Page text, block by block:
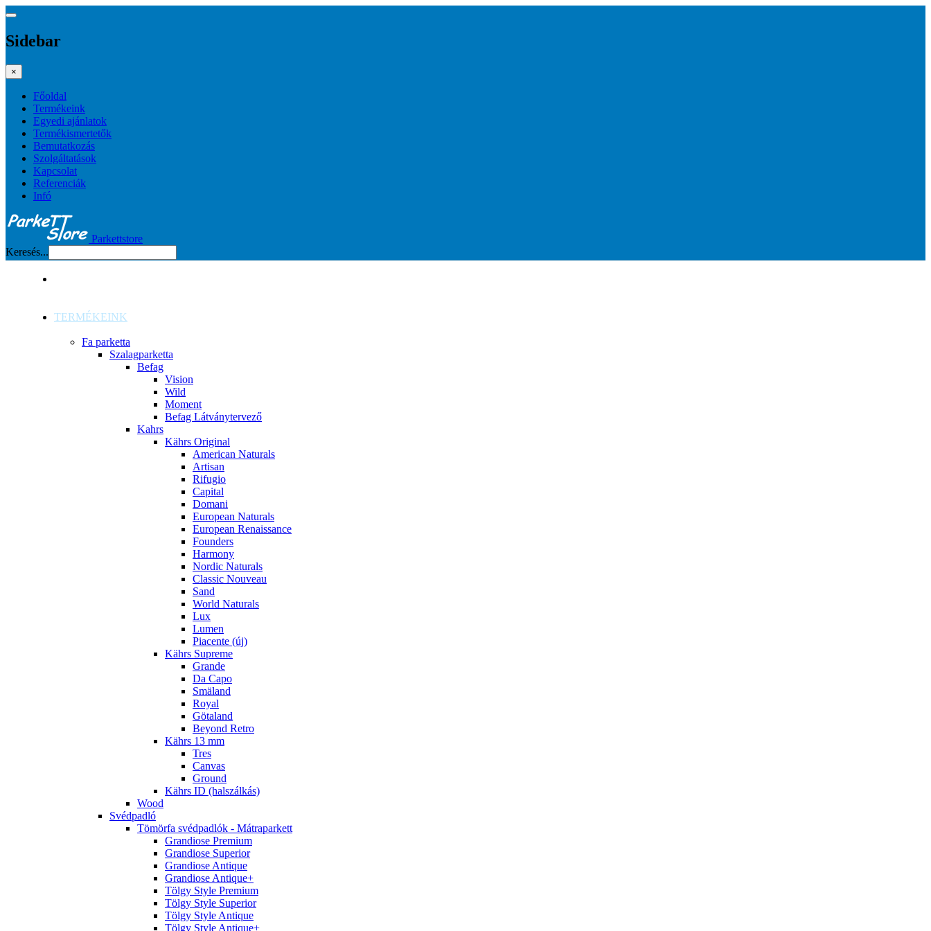
Sidebar
×
Főoldal
Termékeink
Egyedi ajánlatok
Termékismertetők
Bemutatkozás
Szolgáltatások
Kapcsolat
Referenciák
Infó
Parkettstore
Keresés...
TERMÉKEINK
Fa parketta
Szalagparketta
Befag
Vision
Wild
Moment
Befag Látványtervező
Kahrs
Kährs Original
American Naturals
Artisan
Rifugio
Capital
Domani
European Naturals
European Renaissance
Founders
Harmony
Nordic Naturals
Classic Nouveau
Sand
World Naturals
Lux
Lumen
Piacente (új)
Kährs Supreme
Grande
Da Capo
Smäland
Royal
Götaland
Beyond Retro
Kährs 13 mm
Tres
Canvas
Ground
Kährs ID (halszálkás)
Wood
Svédpadló
Tömörfa svédpadlók - Mátraparkett
Grandiose Premium
Grandiose Superior
Grandiose Antique
Grandiose Antique+
Tölgy Style Premium
Tölgy Style Superior
Tölgy Style Antique
Tölgy Style Antique+